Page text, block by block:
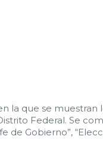
la que se muestran
Federal. Se
de Gobierno”,